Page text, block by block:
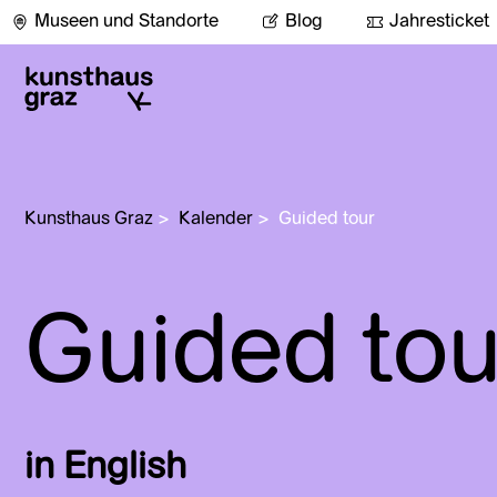
Museen und Standorte Blog Jahresticket
Kunsthaus Graz > Kalender > Guided tour
Guided
in English